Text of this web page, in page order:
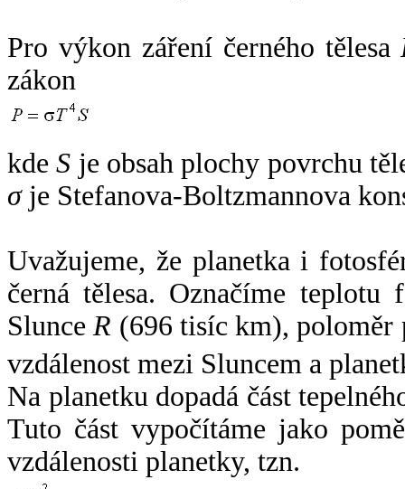
Pro výkon záření černého tělesa
zákon
kdeS je obsah plochy povrchu
σje Stefanova-Boltzmannova
Uvažujeme, že planetka i
černá tělesa. Označíme
SlunceR (696 tisíc km),
vzdálenost mezi Sluncem a
Na planetku dopadá část
Tuto část vypočítáme jako
vzdálenosti planetky, tzn.